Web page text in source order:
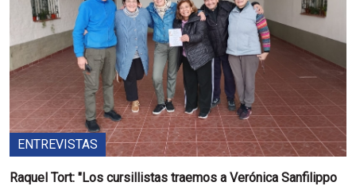
ENTREVISTAS
Raquel Tort: "Los cursillistas traemos a Verónica Sanfilippo